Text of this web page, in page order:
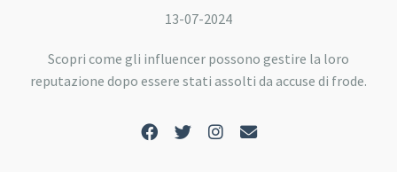
13-07-2024
Scopri come gli influencer possono gestire la loro
reputazione dopo essere stati assolti da accuse di frode.